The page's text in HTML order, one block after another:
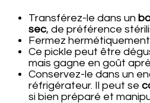
Transférez-le dans un
sec, de préférence
Fermez
Ce pickle peut être
mais gagne en goût
Conservez-le dans un
réfrigérateur. Il peut se
si bien préparé et